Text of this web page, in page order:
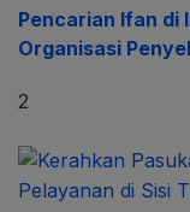
Pencarian Ifan di
Organisasi
2